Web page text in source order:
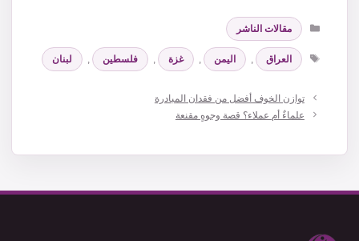
التصنيفات
مقالات الناشر
الوسوم
العراق , اليمن , غزة , فلسطين , لبنان
توازن الخوف أفضل من فقدان المبادرة
علماءٌ أم عملاء؟ قصة وجوهٍ مقنعة